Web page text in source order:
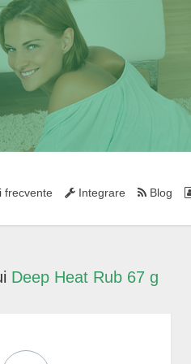
frecvente Integrare Blog
Deep Heat Rub 67 g